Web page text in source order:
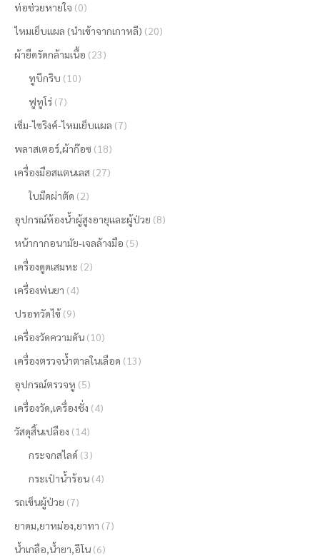
ท่อช่วยหายใจ (0)
ไหมเย็บแผล (นำเข้าจากเกาหลี) (20)
ผ้ายืดรัดกล้ามเนื้อ (23)
ทูบีกริบ (10)
ฟูทูโร่ (7)
เข็ม-ไซริงค์-ไหมเย็บแผล (7)
พลาสเตอร์,ผ้าก๊อซ (18)
เครื่องมือสแตนเลส (27)
ใบมีดผ่าตัด (2)
อุปกรณ์ห้องน้ำผู้สูงอายุและผู้ป่วย (8)
หน้ากากอนามัย-เจลล้างมือ (5)
เครื่องดูดเสมหะ (2)
เครื่องพ่นยา (4)
ปรอทวัดไข้ (9)
เครื่องวัดความดัน (10)
เครื่องตรวจน้ำตาลในเลือด (13)
อุปกรณ์ตรวจหู (5)
เครื่องวัด,เครื่องชั่ง (4)
วัสดุสิ้นเปลือง (14)
กระจกสไลด์ (3)
กระเป๋าน้ำร้อน (4)
รถเข็นผู้ป่วย (7)
ยาดม,ยาหม่อง,ยาทา (7)
น้ำเกลือ,น้ำยา,อีโน (6)